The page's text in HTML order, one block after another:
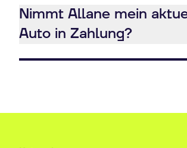
Nimmt Allane mein
Auto in Zahlung?